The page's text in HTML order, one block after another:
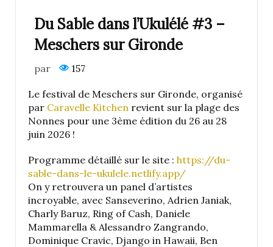
Du Sable dans l’Ukulélé #3 –
Meschers sur Gironde
par 157
Le festival de Meschers sur Gironde, organisé
par Caravelle Kitchenrevient sur la plage des
Nonnes pour une 3ème édition du 26 au 28
juin 2026 !
Programme détaillé sur le site : https://du-
sable-dans-le-ukulele.netlify.app/
On y retrouvera un panel d’artistes
incroyable, avec Sanseverino, Adrien Janiak,
Charly Baruz, Ring of Cash, Daniele
Mammarella & Alessandro Zangrando,
Dominique Cravic, Django in Hawaii, Ben